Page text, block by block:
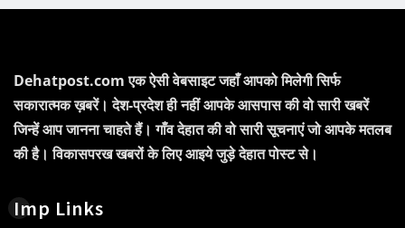
Dehatpost.com एक ऐसी वेबसाइट जहाँ आपको मिलेगी सिर्फ
सकारात्मक ख़बरें। देश-प्रदेश ही नहीं आपके आसपास की वो सारी खबरें
जिन्हें आप जानना चाहते हैं। गाँव देहात की वो सारी सूचनाएं जो आपके मतलब
की है। विकासपरख खबरों के लिए आइये जुड़े देहात पोस्ट से।
Imp Links